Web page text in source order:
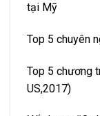
tại Mỹ
Top 5 chuyên
Top 5 chương
US,2017)